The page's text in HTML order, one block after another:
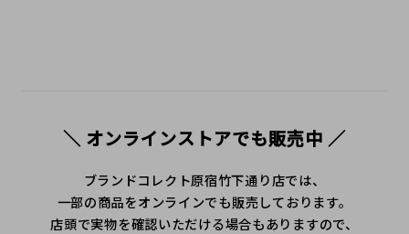
＼ オンラインストアでも販売中 ／
ブランドコレクト原宿竹下通り店では、
一部の商品をオンラインでも販売しております。
店頭で実物を確認いただける場合もありますので、